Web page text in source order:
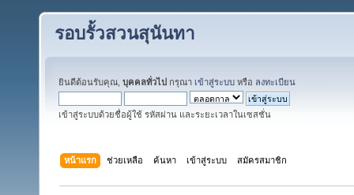
รอบรั้วสวนสุนันทา
ยินดีต้อนรับคุณ, บุคคลทั่วไป กรุณา เข้าสู่ระบบ หรือ ลงทะเบียน
เข้าสู่ระบบด้วยชื่อผู้ใช้ รหัสผ่าน และระยะเวลาในเซสชั่น
หน้าแรก ช่วยเหลือ ค้นหา เข้าสู่ระบบ สมัครสมาชิก